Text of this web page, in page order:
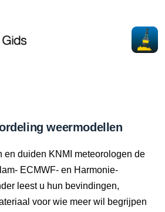
weermodellen
en duiden KNMI meteorologen de
ECMWF- en Harmonie-
leest u hun bevindingen,
voor wie meer wil begrijpen